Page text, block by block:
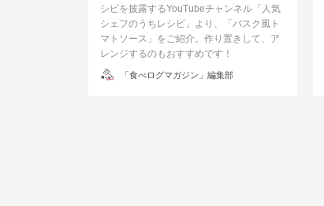
シピを披露するYouTubeチャンネル「人気
シェフのうちレシピ」より、「バスク風ト
マトソース」をご紹介。作り置きして、ア
レンジするのもおすすめです！
投「食べログマガジン」編集部